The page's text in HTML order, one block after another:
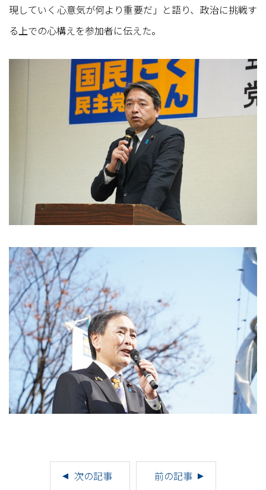
現していく心意気が何より重要だ」と語り、政治に挑戦す
る上での心構えを参加者に伝えた。
次の記事 前の記事